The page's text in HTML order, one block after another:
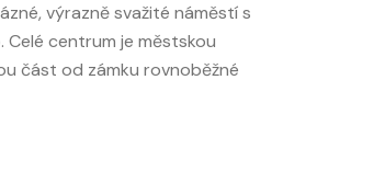
výrazně svažité náměstí s
Celé centrum je městskou
část od zámku rovnoběžné